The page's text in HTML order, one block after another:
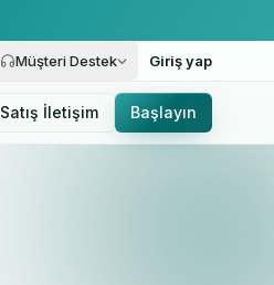
Müşteri Destek Giriş yap
Satış İletişim Başlayın